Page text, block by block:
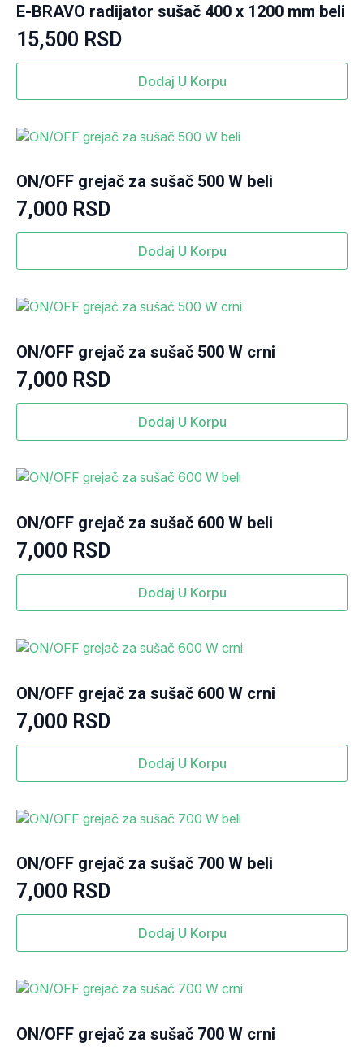
E-BRAVO radijator sušač 400 x 1200 mm beli
15,500 RSD
Dodaj U Korpu
ON/OFF grejač za sušač 500 W beli
7,000 RSD
Dodaj U Korpu
ON/OFF grejač za sušač 500 W crni
7,000 RSD
Dodaj U Korpu
ON/OFF grejač za sušač 600 W beli
7,000 RSD
Dodaj U Korpu
ON/OFF grejač za sušač 600 W crni
7,000 RSD
Dodaj U Korpu
ON/OFF grejač za sušač 700 W beli
7,000 RSD
Dodaj U Korpu
ON/OFF grejač za sušač 700 W crni